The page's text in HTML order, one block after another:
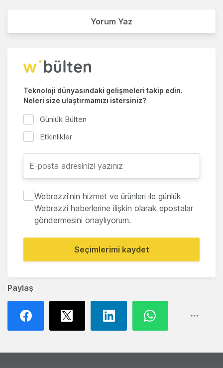
Paylaş
Yorum Yaz
Teknoloji dünyasındaki gelişmeleri takip edin.
Neleri size ulaştırmamızı istersiniz?
Günlük Bülten
Etkinlikler
Webrazzi'nin hizmet ve ürünleri ile günlük
Webrazzi haberlerine ilişkin olarak epostalar
göndermesini onaylıyorum.
Seçimlerimi kaydet